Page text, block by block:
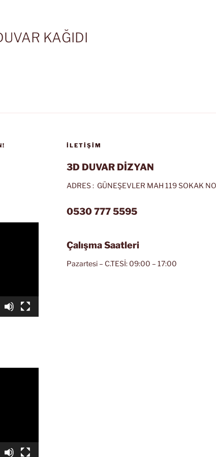
KAĞIDI
İLETIŞIM
3D DUVAR DİZYAN
ADRES : GÜNEŞEVLER MAH 119 SOKAK
0530 777 5595
Çalışma Saatleri
Pazartesi – C.TESİ: 09:00 – 17:00